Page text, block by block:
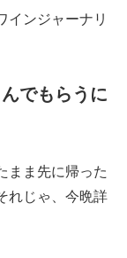
インジャーナリ
でもらうに
ま先に帰った
れじゃ、今晩詳